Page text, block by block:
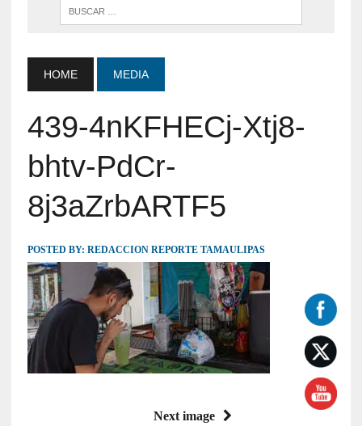
HOME MEDIA
439-4nKFHECj-Xtj8-
bhtv-PdCr-
8j3aZrbARTF5
POSTED BY: REDACCION REPORTE TAMAULIPAS
Next image